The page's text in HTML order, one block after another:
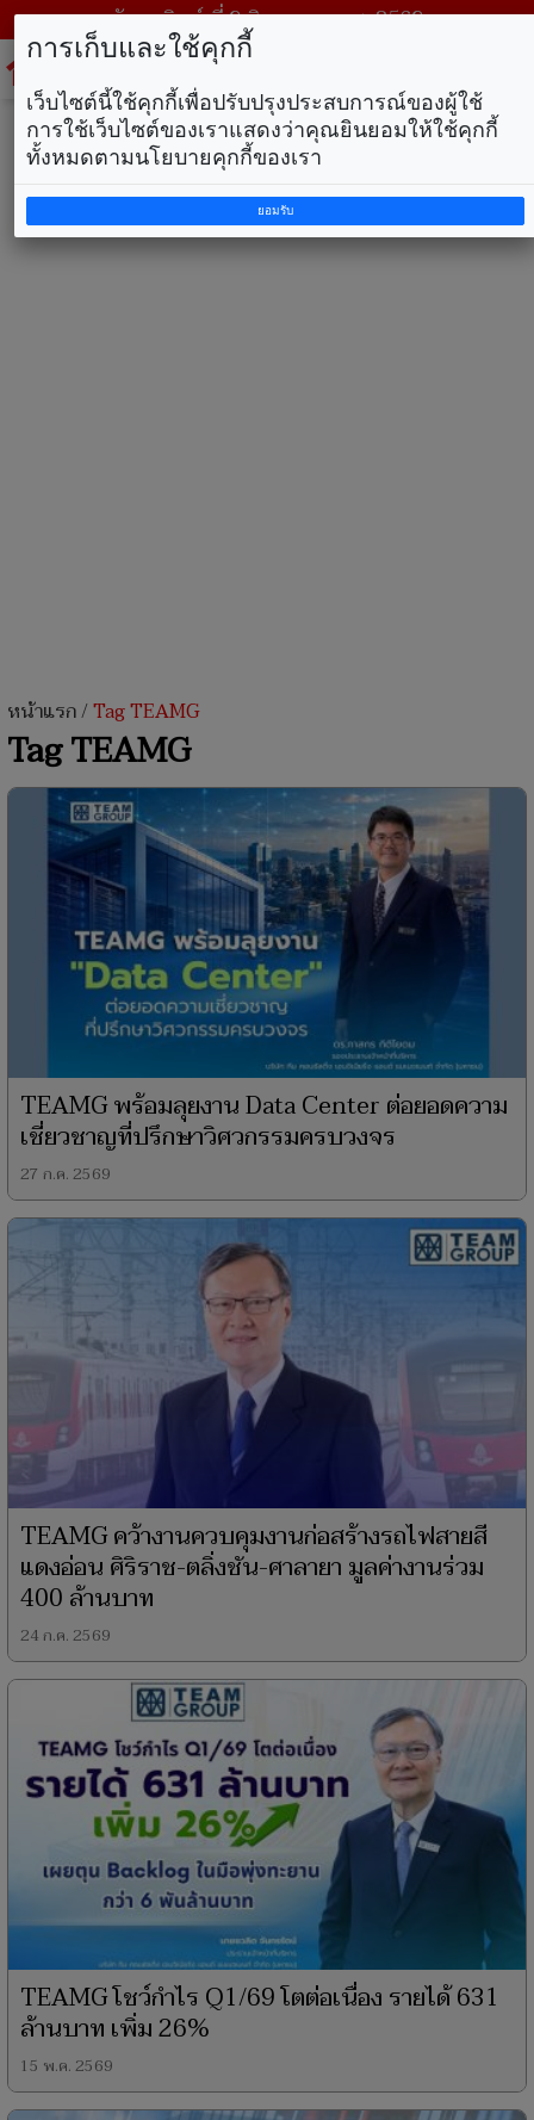
วันอาทิตย์ ที่ 9 สิงหาคม พ.ศ. 2569
หน้าแรก/Tag TEAMG
Tag TEAMG
TEAMG พร้อมลุยงาน Data Center ต่อยอดความ
เชี่ยวชาญที่ปรึกษาวิศวกรรมครบวงจร
27 ก.ค. 2569
TEAMG คว้างานควบคุมงานก่อสร้างรถไฟสายสี
แดงอ่อน ศิริราช-ตลิ่งชัน-ศาลายา มูลค่างานร่วม
400 ล้านบาท
24 ก.ค. 2569
TEAMG โชว์กำไร Q1/69 โตต่อเนื่อง รายได้ 631
ล้านบาท เพิ่ม 26%
15 พ.ค. 2569
การเก็บและใช้คุกกี้
เว็บไซต์นี้ใช้คุกกี้เพื่อปรับปรุงประสบการณ์ของผู้ใช้
การใช้เว็บไซต์ของเราแสดงว่าคุณยินยอมให้ใช้คุกกี้
ทั้งหมดตามนโยบายคุกกี้ของเรา
ยอมรับ